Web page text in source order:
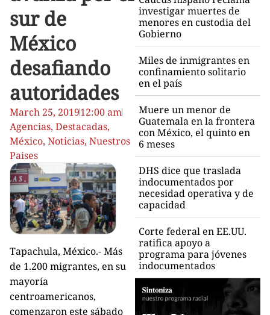
sur de
México
desafiando
autoridades
March 25, 201912:00 am
Agencias, Destacadas,
México, Noticias, Nuestros
Paises
Tapachula, México.- Más
de 1.200 migrantes, en su
mayoría
centroamericanos,
comenzaron este sábado
investigar muertes de
menores en custodia del
Gobierno
Miles de inmigrantes en
confinamiento solitario
en el país
Muere un menor de
Guatemala en la frontera
con México, el quinto en
6 meses
DHS dice que traslada
indocumentados por
necesidad operativa y de
capacidad
Corte federal en EE.UU.
ratifica apoyo a
programa para jóvenes
indocumentados